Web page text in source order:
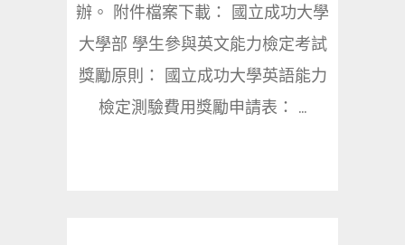
辦。 附件檔案下載： 國立成功大學
大學部 學生參與英文能力檢定考試
獎勵原則： 國立成功大學英語能力
檢定測驗費用獎勵申請表： ...